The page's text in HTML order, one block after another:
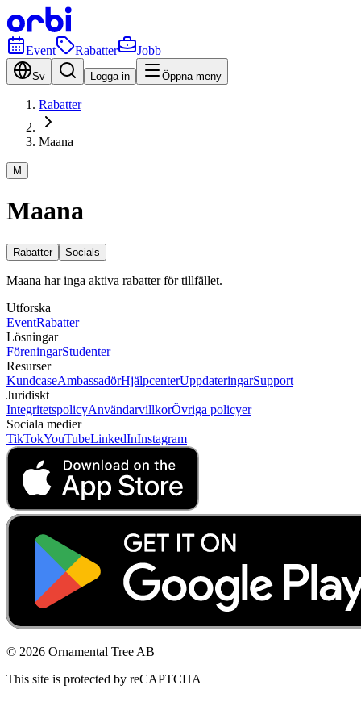
Event Rabatter Jobb
Sv Logga in Öppna meny
Rabatter
Maana
M
Maana
Rabatter Socials
Maana har inga aktiva rabatter för tillfället.
Utforska
EventRabatter
Lösningar
FöreningarStudenter
Resurser
KundcaseAmbassadörHjälpcenterUppdateringarSupport
Juridiskt
IntegritetspolicyAnvändarvillkorÖvriga policyer
Sociala medier
TikTokYouTubeLinkedInInstagram
© 2026 Ornamental Tree AB
This site is protected by reCAPTCHA